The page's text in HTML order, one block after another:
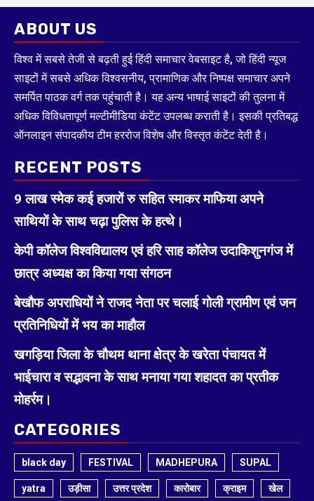
ABOUT US
विश्व में सबसे तेजी से बढ़ती हुई हिंदी समाचार वेबसाइट है, जो हिंदी न्यूज
साइटों में सबसे अधिक विश्वसनीय, प्रामाणिक और निष्पक्ष समाचार अपने
समर्पित पाठक वर्ग तक पहुंचाती है। यह अन्य भाषाई साइटों की तुलना में
अधिक विविधतापूर्ण मल्टीमीडिया कंटेंट उपलब्ध कराती है। इसकी प्रतिबद्ध
ऑनलाइन संपादकीय टीम हररोज विशेष और विस्तृत कंटेंट देती है।
RECENT POSTS
9 लाख स्मेक कई हजारों रु सहित स्माकर माफिया अपने
साथियों के साथ चढ़ा पुलिस के हत्थे।
केपी कॉलेज विश्वविद्यालय एवं हरि साह कॉलेज उदाकिशुनगंज में
छात्र अध्यक्ष का किया गया संगठन
बेखौफ अपराधियों ने राजद नेता पर चलाई गोली ग्रामीण एवं जन
प्रतिनिधियों में भय का माहौल
खगड़िया जिला के चौथम थाना क्षेत्र के खरेता पंचायत में
भाईचारा व सद्भावना के साथ मनाया गया शहादत का प्रतीक
मोहर्रम।
CATEGORIES
black day FESTIVAL MADHEPURA SUPAL
yatra उड़ीसा उत्तर प्रदेश कारोबार क्राइम खेल